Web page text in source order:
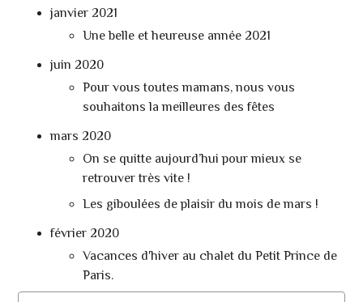
janvier 2021
Une belle et heureuse année 2021
juin 2020
Pour vous toutes mamans, nous vous
souhaitons la meilleures des fêtes
mars 2020
On se quitte aujourd’hui pour mieux se
retrouver très vite !
Les giboulées de plaisir du mois de mars !
février 2020
Vacances d'hiver au chalet du Petit Prince de
Paris.